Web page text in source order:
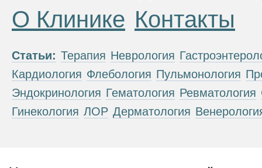
О Клинике Контакты
Статьи: Терапия Неврология
Кардиология Флебология Пульмонология
Эндокринология Гематология Ревматология
Гинекология ЛОР Дерматология